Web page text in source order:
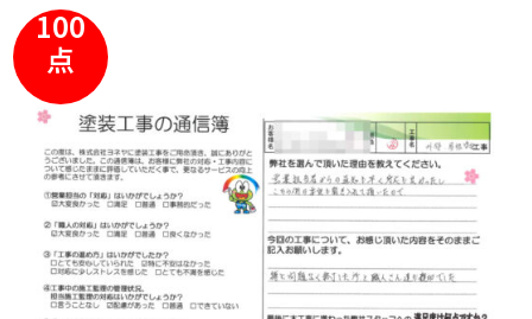
100
点